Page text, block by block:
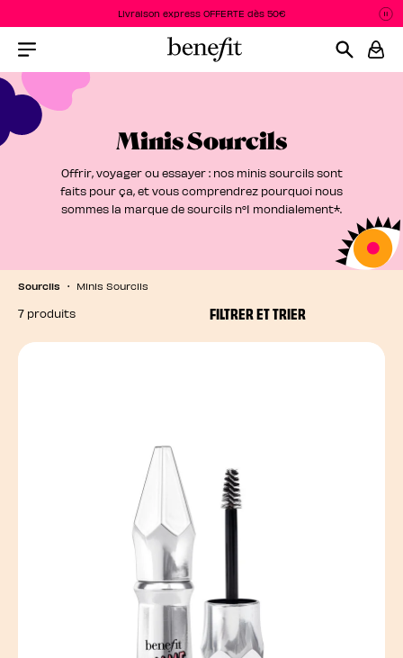
Livraison express OFFERTE dès 50€
Menu Collapsed
Minis Sourcils
Offrir, voyager ou essayer : nos minis sourcils sont
faits pour ça, et vous comprendrez pourquoi nous
sommes la marque de sourcils n°1 mondialement*.
Sourcils Minis Sourcils
FILTRER ET TRIER
7 produits